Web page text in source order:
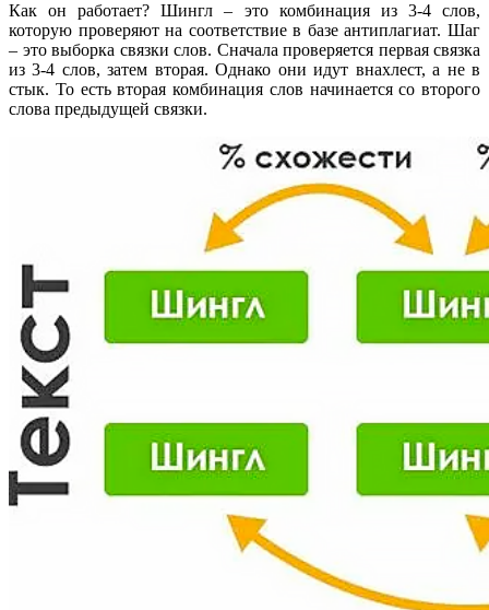
Как он работает? Шингл – это комбинация из 3-4 слов,
которую проверяют на соответствие в базе антиплагиат. Шаг
– это выборка связки слов. Сначала проверяется первая связка
из 3-4 слов, затем вторая. Однако они идут внахлест, а не в
стык. То есть вторая комбинация слов начинается со второго
слова предыдущей связки.